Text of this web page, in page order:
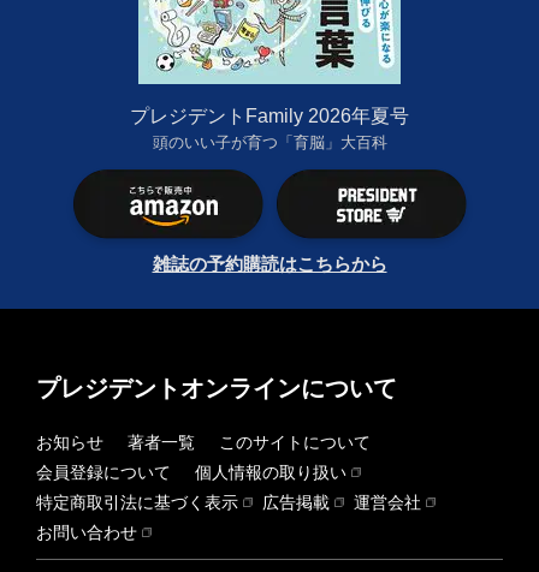
プレジデントFamily 2026年夏号
頭のいい子が育つ「育脳」大百科
雑誌の予約購読はこちらから
プレジデントオンラインについて
お知らせ 著者一覧
このサイトについて
会員登録について
個人情報の取り扱い
特定商取引法に基づく表示
広告掲載
運営会社
お問い合わせ